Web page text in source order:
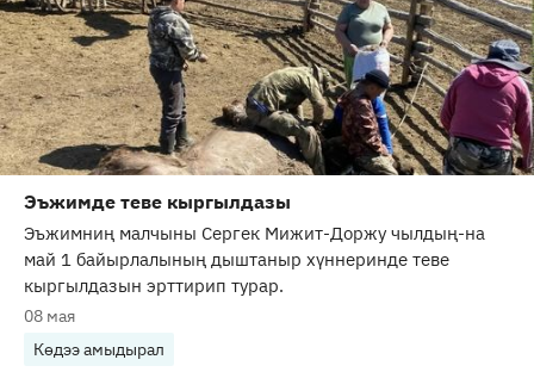
Эъжимде теве кыргылдазы
Эъжимниң малчыны Сергек Мижит-Доржу чылдың-на
май 1 байырлалының дыштаныр хүннеринде теве
кыргылдазын эрттирип турар.
08 мая
Көдээ амыдырал